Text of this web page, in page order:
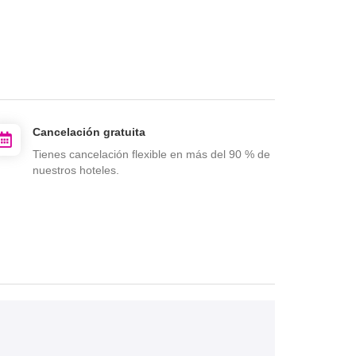
Cancelación gratuita
Tienes cancelación flexible en más del 90 % de
nuestros hoteles.